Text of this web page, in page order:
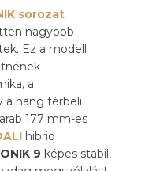
sorozat
nagyobb
Ez a modell
a
a hang térbeli
177 mm-es
hibrid
9 képes stabil,